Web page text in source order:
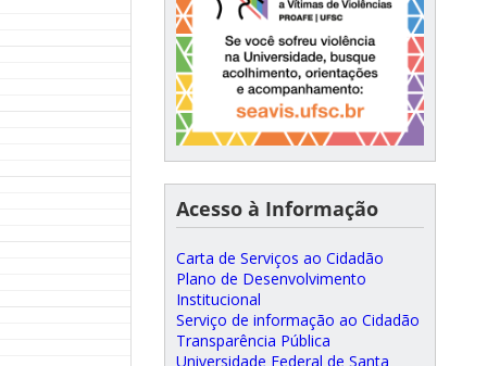
Acesso à Informação
Carta de Serviços ao Cidadão
Plano de Desenvolvimento
Institucional
Serviço de informação ao Cidadão
Transparência Pública
Universidade Federal de Santa